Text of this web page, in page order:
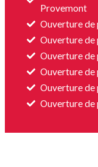
Provemont
Ouverture
Ouverture
Ouverture
Ouverture
Ouverture
Ouverture